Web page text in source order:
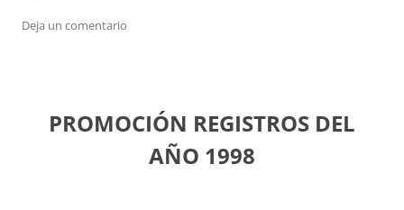
Deja un comentario
PROMOCIÓN REGISTROS DEL
AÑO 1998